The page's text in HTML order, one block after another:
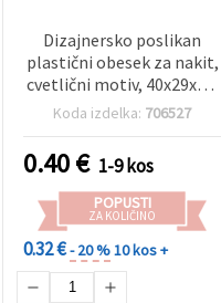
Dizajnersko poslikan
plastični obesek za nakit,
cvetlični motiv, 40x29x2,5
mm, luknja: 1 mm
Koda izdelka: 706527
0.40€ 1-9 kos
POPUSTI
ZA KOLIČINO
0.32 €- 20 %10 kos +